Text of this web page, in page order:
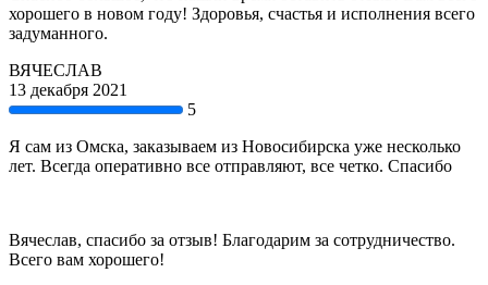
хорошего в новом году! Здоровья, счастья и исполнения всего
задуманного.
ВЯЧЕСЛАВ
13 декабря 2021
5
Я сам из Омска, заказываем из Новосибирска уже несколько
лет. Всегда оперативно все отправляют, все четко. Спасибо
Вячеслав, спасибо за отзыв! Благодарим за сотрудничество.
Всего вам хорошего!